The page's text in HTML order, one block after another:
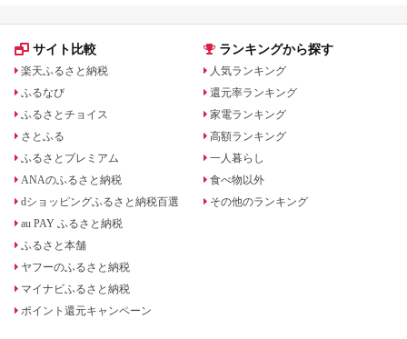
サイト比較
楽天ふるさと納税
ふるなび
ふるさとチョイス
さとふる
ふるさとプレミアム
ANAのふるさと納税
dショッピングふるさと納税百選
au PAY ふるさと納税
ふるさと本舗
ヤフーのふるさと納税
マイナビふるさと納税
ポイント還元キャンペーン
ランキングから探す
人気ランキング
還元率ランキング
家電ランキング
高額ランキング
一人暮らし
食べ物以外
その他のランキング